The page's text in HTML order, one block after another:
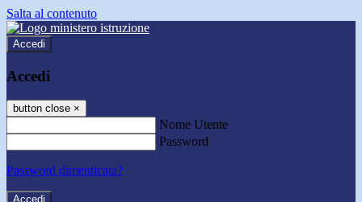
Salta al contenuto
Accedi
Accedi
button close ×
Nome Utente
Password
Password dimenticata?